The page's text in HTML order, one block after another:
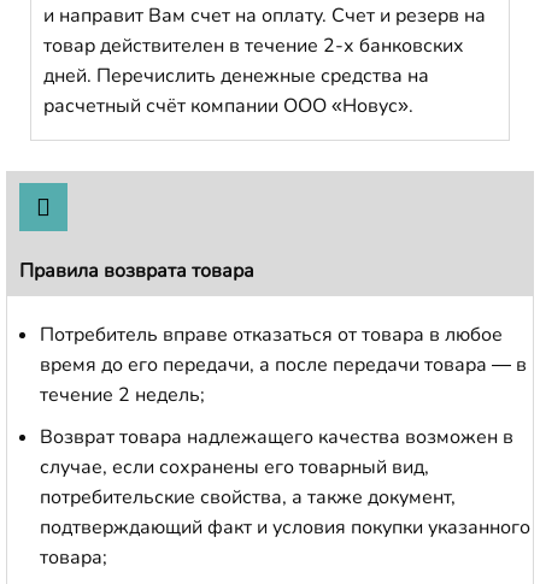
и направит Вам счет на оплату. Счет и резерв на
товар действителен в течение 2-х банковских
дней. Перечислить денежные средства на
расчетный счёт компании ООО «Новус».
Правила возврата товара
Потребитель вправе отказаться от товара в любое
время до его передачи, а после передачи товара — в
течение 2 недель;
Возврат товара надлежащего качества возможен в
случае, если сохранены его товарный вид,
потребительские свойства, а также документ,
подтверждающий факт и условия покупки указанного
товара;